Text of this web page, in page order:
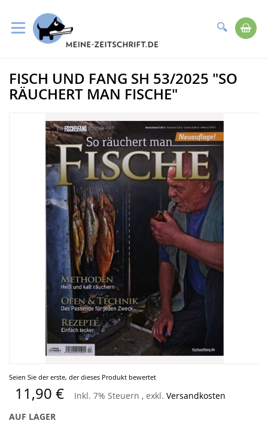
Suche
zum
Inhalt
Seien Sie der erste, der dieses Produkt bewertet
11,90 € Inkl. 7% Steuern , exkl. Versandkosten
AUF LAGER
Zum
Ende
der
FISCH UND FANG SH 53/2025 "SO
RÄUCHERT MAN FISCHE"
Zum
Anfang
der
Bildergalerie
springen